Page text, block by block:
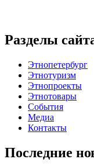
Разделы
Этнопетербург
Этнотуризм
Этнопроекты
Этнотовары
События
Медиа
Контакты
Последние